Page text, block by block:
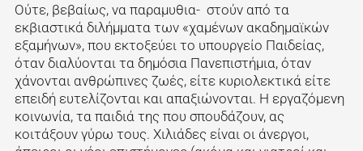
Ούτε, βεβαίως, να παραμυθια- στούν από τα
εκβιαστικά διλήμματα των «χαμένων ακαδημαϊκών
εξαμήνων», που εκτοξεύει το υπουργείο Παιδείας,
όταν διαλύονται τα δημόσια Πανεπιστήμια, όταν
χάνονται ανθρώπινες ζωές, είτε κυριολεκτικά είτε
επειδή ευτελίζονται και απαξιώνονται. Η εργαζόμενη
κοινωνία, τα παιδιά της που σπουδάζουν, ας
κοιτάξουν γύρω τους. Χιλιάδες είναι οι άνεργοι,